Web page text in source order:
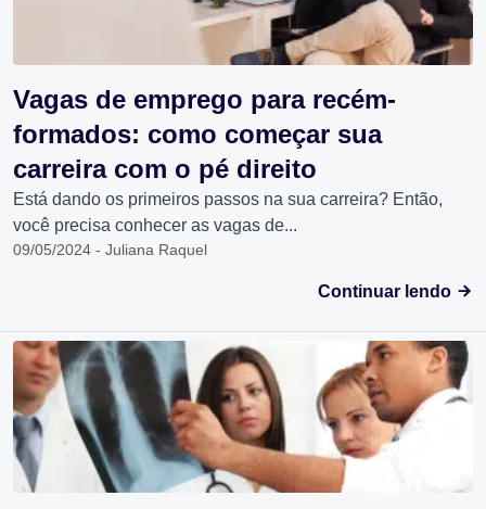
Vagas de emprego para recém-
formados: como começar sua
carreira com o pé direito
Está dando os primeiros passos na sua carreira? Então,
você precisa conhecer as vagas de...
09/05/2024 - Juliana Raquel
Continuar lendo